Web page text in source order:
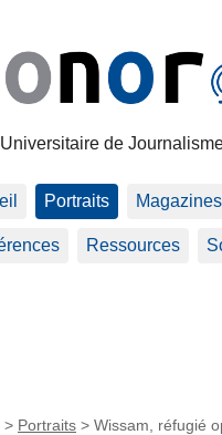
de
Portraits
Ressources
> Portraits > Wissam, réfugié